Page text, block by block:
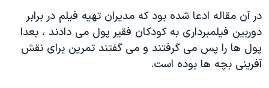
سفر پرزیدنت ترامپ به چین
در آن مقاله ادعا شده بود که مدیران تهیه فیلم در برابر
دوربین فیلمبرداری به کودکان فقیر پول می دادند ، بعدا
پول ها را پس می گرفتند و می گفتند تمرین برای نقش
آفرینی بچه ها بوده است.